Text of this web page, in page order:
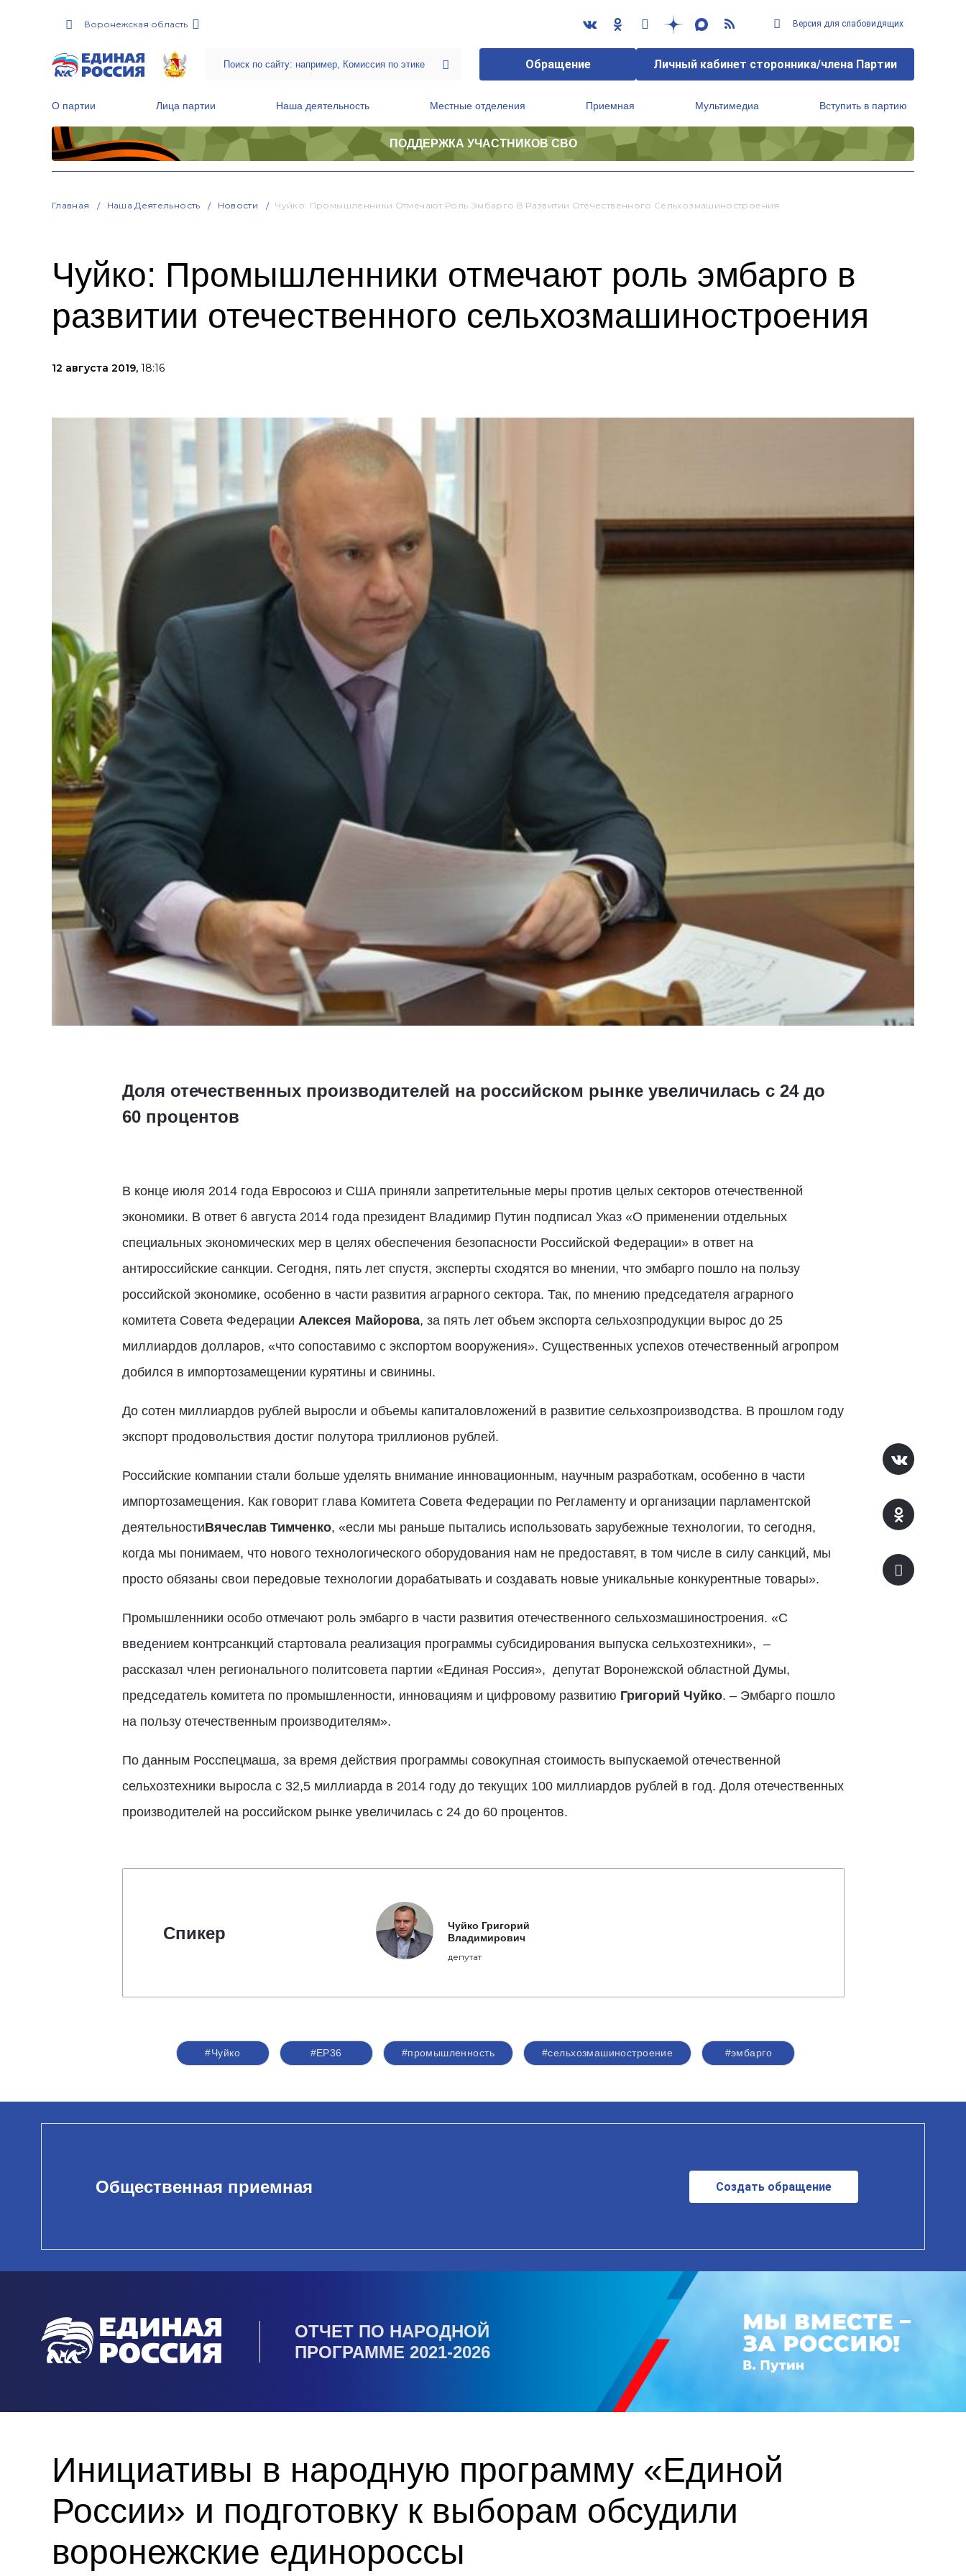
Воронежская область Версия для слабовидящих
Обращение Личный кабинет сторонника/члена Партии
О партии Лица партии Наша деятельность Местные отделения Приемная Мультимедиа Вступить в партию
ПОДДЕРЖКА УЧАСТНИКОВ СВО
Главная Наша Деятельность Новости Чуйко: Промышленники Отмечают Роль Эмбарго В Развитии Отечественного Сельхозмашиностроения
Чуйко: Промышленники отмечают роль эмбарго в
развитии отечественного сельхозмашиностроения
12 августа 2019, 18:16
Доля отечественных производителей на российском рынке увеличилась с 24 до
60 процентов
В конце июля 2014 года Евросоюз и США приняли запретительные меры против целых секторов отечественной
экономики. В ответ 6 августа 2014 года президент Владимир Путин подписал Указ «О применении отдельных
специальных экономических мер в целях обеспечения безопасности Российской Федерации» в ответ на
антироссийские санкции. Сегодня, пять лет спустя, эксперты сходятся во мнении, что эмбарго пошло на пользу
российской экономике, особенно в части развития аграрного сектора. Так, по мнению председателя аграрного
комитета Совета Федерации Алексея Майорова, за пять лет объем экспорта сельхозпродукции вырос до 25
миллиардов долларов, «что сопоставимо с экспортом вооружения». Существенных успехов отечественный агропром
добился в импортозамещении курятины и свинины.
До сотен миллиардов рублей выросли и объемы капиталовложений в развитие сельхозпроизводства. В прошлом году
экспорт продовольствия достиг полутора триллионов рублей.
Российские компании стали больше уделять внимание инновационным, научным разработкам, особенно в части
импортозамещения. Как говорит глава Комитета Совета Федерации по Регламенту и организации парламентской
деятельностиВячеслав Тимченко, «если мы раньше пытались использовать зарубежные технологии, то сегодня,
когда мы понимаем, что нового технологического оборудования нам не предоставят, в том числе в силу санкций, мы
просто обязаны свои передовые технологии дорабатывать и создавать новые уникальные конкурентные товары».
Промышленники особо отмечают роль эмбарго в части развития отечественного сельхозмашиностроения. «С
введением контрсанкций стартовала реализация программы субсидирования выпуска сельхозтехники», –
рассказал член регионального политсовета партии «Единая Россия», депутат Воронежской областной Думы,
председатель комитета по промышленности, инновациям и цифровому развитию Григорий Чуйко. – Эмбарго пошло
на пользу отечественным производителям».
По данным Росспецмаша, за время действия программы совокупная стоимость выпускаемой отечественной
сельхозтехники выросла с 32,5 миллиарда в 2014 году до текущих 100 миллиардов рублей в год. Доля отечественных
производителей на российском рынке увеличилась с 24 до 60 процентов.
Спикер
Чуйко Григорий
Владимирович
депутат
#Чуйко #ЕР36 #промышленность #сельхозмашиностроение #эмбарго
Общественная приемная Создать обращение
ОТЧЕТ ПО НАРОДНОЙ
ПРОГРАММЕ 2021-2026
Инициативы в народную программу «Единой
России» и подготовку к выборам обсудили
воронежские единороссы